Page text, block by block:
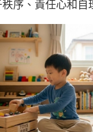
序、責任心和自